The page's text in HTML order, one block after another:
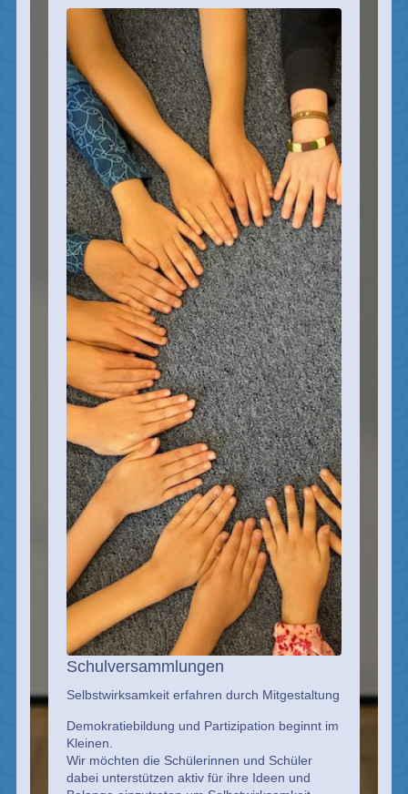
Schulversammlungen
Selbstwirksamkeit erfahren durch Mitgestaltung
Demokratiebildung und Partizipation beginnt im
Kleinen.
Wir möchten die Schülerinnen und Schüler
dabei unterstützen aktiv für ihre Ideen und